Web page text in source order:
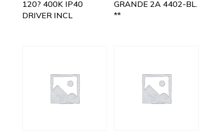
120? 400K IP40
DRIVER INCL
GRANDE 2A 4402-BL.
**